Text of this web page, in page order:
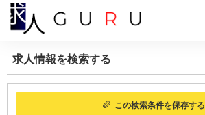
求人情報を検索する
この検索条件を保存する